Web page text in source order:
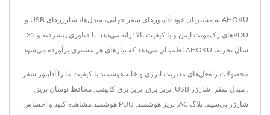
AHOKU به مشتریان خود آداپتورهای سفر جهانی، مبدل‌ها، شارژرهای USB و
PDUهای رک‌مونت ایمن و با کیفیت بالا ارائه می‌دهد. با فناوری پیشرفته و 35
سال تجربه، AHOKU اطمینان می‌دهد که نیازهای هر مشتری برآورده می‌شود.
محصولات راه‌حل‌های مدیریت انرژی و خانه هوشمند با کیفیت ما را آداپتور سفر
مبدل سفر شارژر USB پریز برق پریز برق کابینت محافظ نوسان پریز
شارژر بی‌سیم پلاگ AC پریز هوشمند PDU هوشمند مشاهده کنید و احساس